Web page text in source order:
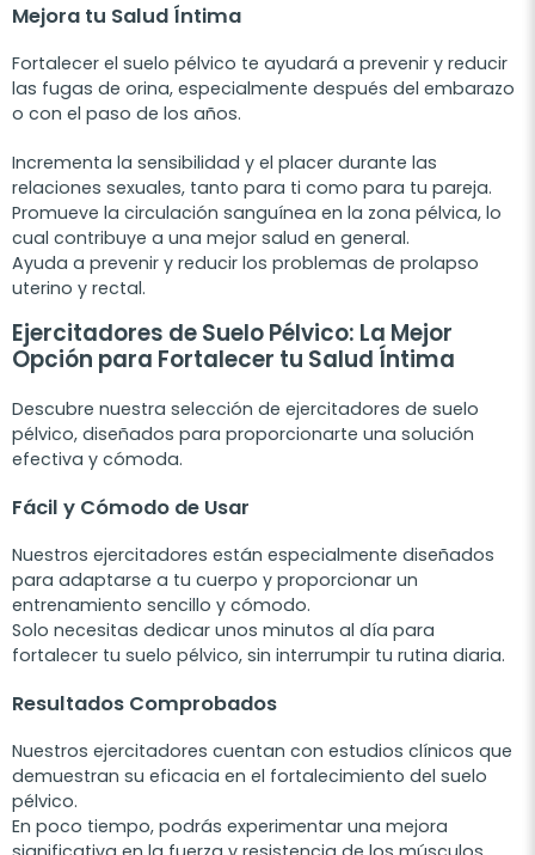
Mejora tu Salud Íntima
Fortalecer el suelo pélvico te ayudará a prevenir y reducir
las fugas de orina, especialmente después del embarazo
o con el paso de los años.
Incrementa la sensibilidad y el placer durante las
relaciones sexuales, tanto para ti como para tu pareja.
Promueve la circulación sanguínea en la zona pélvica, lo
cual contribuye a una mejor salud en general.
Ayuda a prevenir y reducir los problemas de prolapso
uterino y rectal.
Ejercitadores de Suelo Pélvico: La Mejor
Opción para Fortalecer tu Salud Íntima
Descubre nuestra selección de ejercitadores de suelo
pélvico, diseñados para proporcionarte una solución
efectiva y cómoda.
Fácil y Cómodo de Usar
Nuestros ejercitadores están especialmente diseñados
para adaptarse a tu cuerpo y proporcionar un
entrenamiento sencillo y cómodo.
Solo necesitas dedicar unos minutos al día para
fortalecer tu suelo pélvico, sin interrumpir tu rutina diaria.
Resultados Comprobados
Nuestros ejercitadores cuentan con estudios clínicos que
demuestran su eficacia en el fortalecimiento del suelo
pélvico.
En poco tiempo, podrás experimentar una mejora